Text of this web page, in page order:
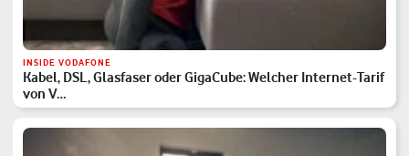
INSIDE VODAFONE
Kabel, DSL, Glasfaser oder GigaCube: Welcher Internet-Tarif
von V…